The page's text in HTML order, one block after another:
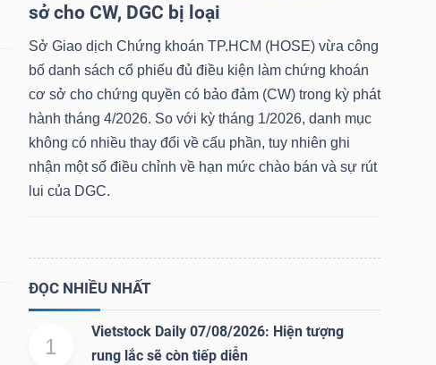
sở cho CW, DGC bị loại
Sở Giao dịch Chứng khoán TP.HCM (HOSE) vừa công
bố danh sách cổ phiếu đủ điều kiện làm chứng khoán
cơ sở cho chứng quyền có bảo đảm (CW) trong kỳ phát
hành tháng 4/2026. So với kỳ tháng 1/2026, danh mục
không có nhiều thay đổi về cấu phần, tuy nhiên ghi
nhận một số điều chỉnh về hạn mức chào bán và sự rút
lui của DGC.
ĐỌC NHIỀU NHẤT
1
Vietstock Daily 07/08/2026: Hiện tượng
rung lắc sẽ còn tiếp diễn